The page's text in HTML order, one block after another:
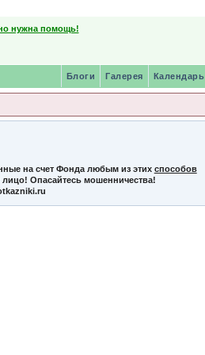
нужна помощь!
Календарь
Галерея
Блоги
на счет Фонда любым из этих способов
Опасайтесь мошенничества!